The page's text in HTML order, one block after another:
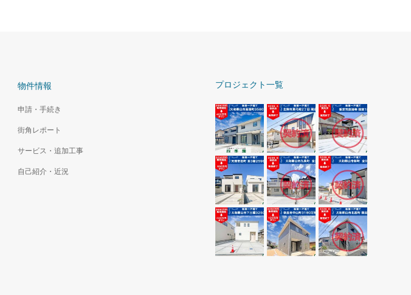
物件情報
申請・手続き
街角レポート
サービス・追加工事
自己紹介・近況
プロジェクト一覧